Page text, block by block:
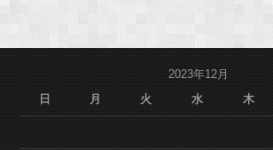
2023年12月
日
月 火 水 木